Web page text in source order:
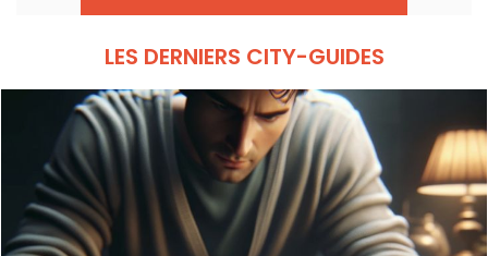
nouveaux éléments de gameplay.
LES DERNIERS CITY-GUIDES